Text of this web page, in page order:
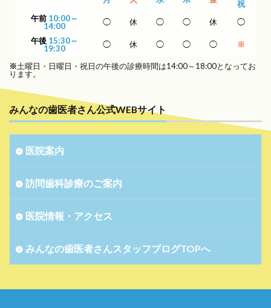
祝
午前 10:00～
14:00
◯ 休 ◯ ◯ 休
◯
午後 15:30～
19:30
◯ 休 ◯ ◯ ◯ ※
※土曜日・日曜日・祝日の午後の診療時間は14:00～18:00となってお
ります。
みんなの歯医者さん公式WEBサイト
医院案内
訪問歯科診療のご案内
医院情報・アクセス
みんなの歯医者さんスタッフブログTOPへ